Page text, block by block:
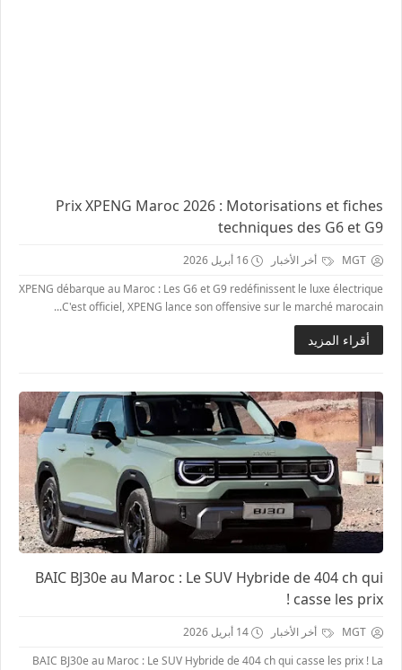
Prix XPENG Maroc 2026 : Motorisations et fiches
techniques des G6 et G9
MGT أخر الأخبار
16 أبريل 2026
XPENG débarque au Maroc : Les G6 et G9 redéfinissent le luxe électrique
C'est officiel, XPENG lance son offensive sur le marché marocain...
أقراء المزيد
BAIC BJ30e au Maroc : Le SUV Hybride de 404 ch qui
casse les prix !
MGT أخر الأخبار
14 أبريل 2026
BAIC BJ30e au Maroc : Le SUV Hybride de 404 ch qui casse les prix ! La